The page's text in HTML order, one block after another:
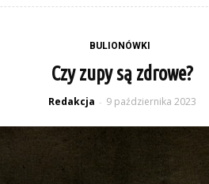
BULIONÓWKI
Czy zupy są zdrowe?
Redakcja - 9 października 2023